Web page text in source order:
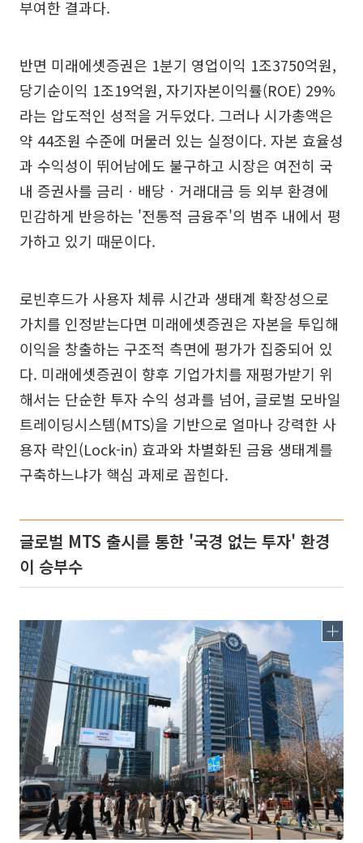
부여한 결과다.
반면 미래에셋증권은 1분기 영업이익 1조3750억원,
당기순이익 1조19억원, 자기자본이익률(ROE) 29%
라는 압도적인 성적을 거두었다. 그러나 시가총액은
약 44조원 수준에 머물러 있는 실정이다. 자본 효율성
과 수익성이 뛰어남에도 불구하고 시장은 여전히 국
내 증권사를 금리ㆍ배당ㆍ거래대금 등 외부 환경에
민감하게 반응하는 '전통적 금융주'의 범주 내에서 평
가하고 있기 때문이다.
로빈후드가 사용자 체류 시간과 생태계 확장성으로
가치를 인정받는다면 미래에셋증권은 자본을 투입해
이익을 창출하는 구조적 측면에 평가가 집중되어 있
다. 미래에셋증권이 향후 기업가치를 재평가받기 위
해서는 단순한 투자 수익 성과를 넘어, 글로벌 모바일
트레이딩시스템(MTS)을 기반으로 얼마나 강력한 사
용자 락인(Lock-in) 효과와 차별화된 금융 생태계를
구축하느냐가 핵심 과제로 꼽힌다.
글로벌 MTS 출시를 통한 '국경 없는 투자' 환경
이 승부수